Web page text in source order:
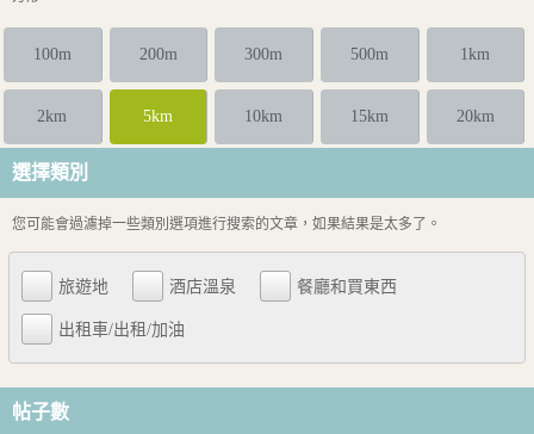
100m 200m 300m 500m 1km
2km 5km 10km 15km 20km
選擇類別
您可能會過濾掉一些類別選項進行搜索的文章，如果結果是太多了。
旅遊地 酒店溫泉 餐廳和買東西
出租車/出租/加油
帖子數